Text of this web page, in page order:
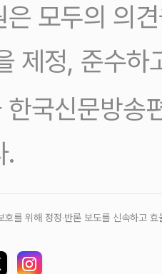
은 모두의 의
제정, 준수하
국신문방송
.
를 위해 정정‧반론 보도를 신속하고